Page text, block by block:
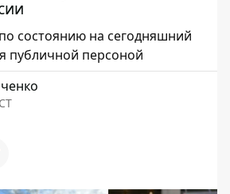
состоянию на сегодняшний
публичной персоной